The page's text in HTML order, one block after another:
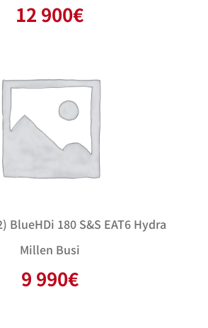
12 900€
BlueHDi 180 S&S EAT6 Hydra
Millen Busi
9 990€